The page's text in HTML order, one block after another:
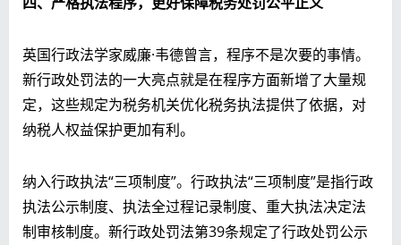
英国行政法学家威廉·韦德曾言，程序不是次要的事情。
新行政处罚法的一大亮点就是在程序方面新增了大量规
定，这些规定为税务机关优化税务执法提供了依据，对
纳税人权益保护更加有利。
纳入行政执法“三项制度”。行政执法“三项制度”是指行政
执法公示制度、执法全过程记录制度、重大执法决定法
制审核制度。新行政处罚法第39条规定了行政处罚公示